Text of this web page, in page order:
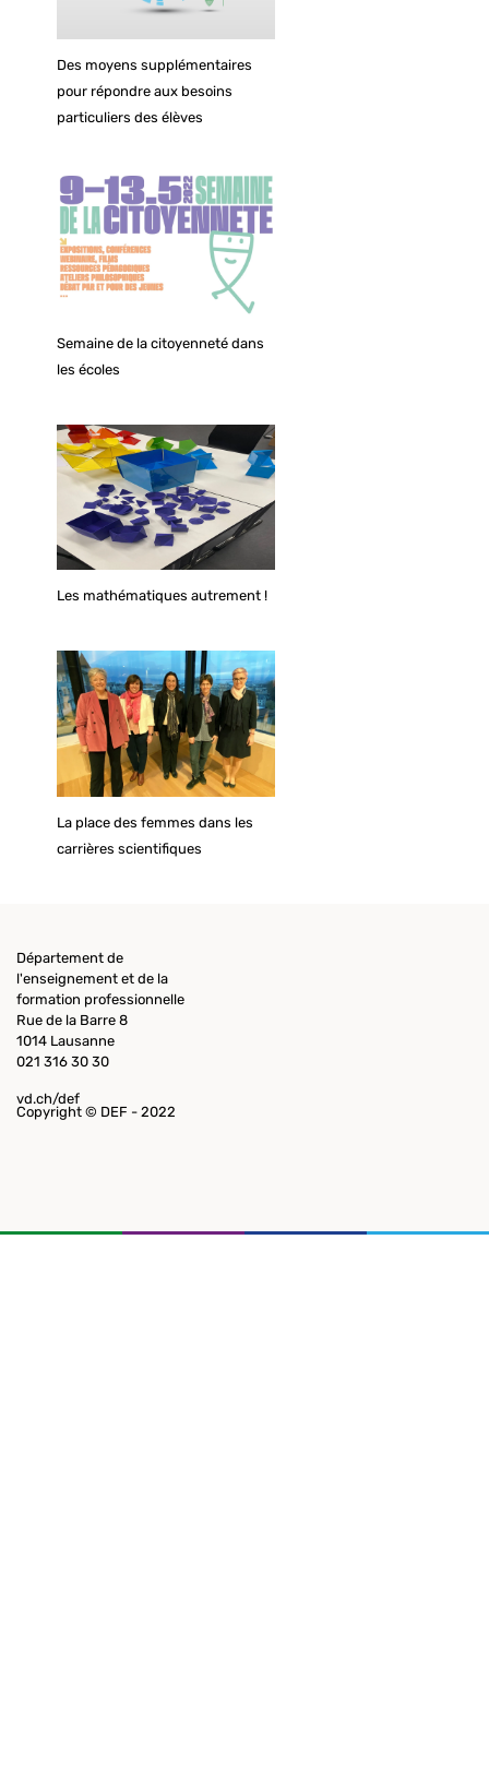
Des moyens supplémentaires
pour répondre aux besoins
particuliers des élèves
Semaine de la citoyenneté dans
les écoles
Les mathématiques autrement !
La place des femmes dans les
carrières scientifiques
Département de
l'enseignement et de la
formation professionnelle
Rue de la Barre 8
1014 Lausanne
021 316 30 30
vd.ch/def
Copyright © DEF - 2022